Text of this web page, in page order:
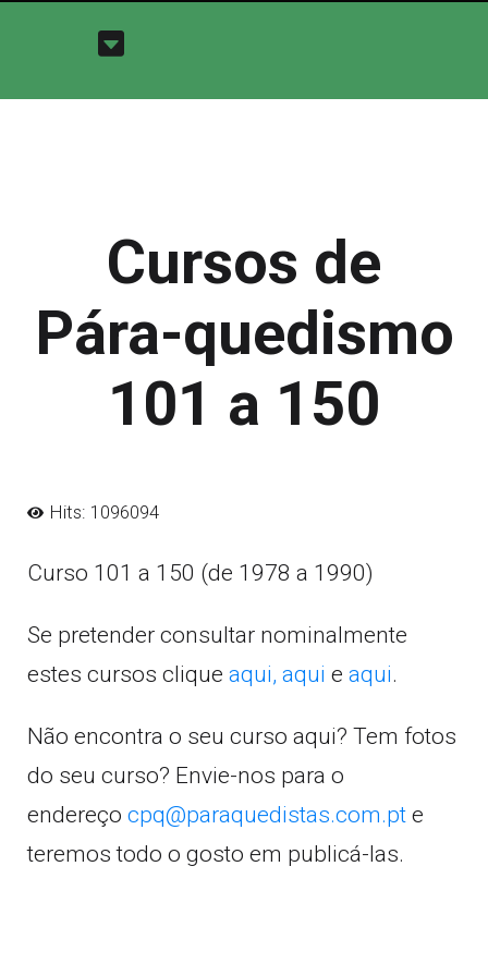
Cursos de
Pára-quedismo
101 a 150
Hits: 1096094
Curso 101 a 150 (de 1978 a 1990)
Se pretender consultar nominalmente
estes cursos clique aqui, aqui e aqui.
Não encontra o seu curso aqui? Tem fotos
do seu curso? Envie-nos para o
endereço cpq@paraquedistas.com.pt e
teremos todo o gosto em publicá-las.